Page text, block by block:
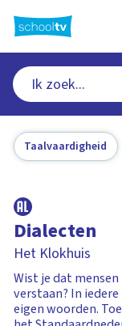
naar
hoofdinhoud
Taalvaardigheid
Dialecten
Het Klokhuis
Wist je dat
verstaan? In
eigen woorden.